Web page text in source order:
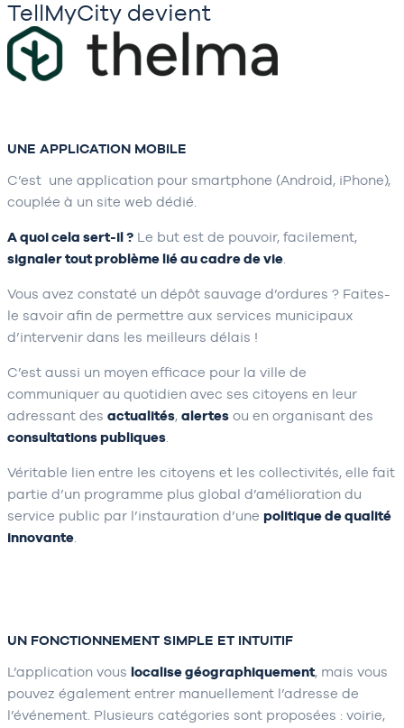
TellMyCity devient
UNE APPLICATION MOBILE
C’est une application pour smartphone (Android, iPhone),
couplée à un site web dédié.
A quoi cela sert-il ? Le but est de pouvoir, facilement,
signaler tout problème lié au cadre de vie
Vous avez constaté un dépôt sauvage d’ordures ? Faites-
le savoir afin de permettre aux services municipaux
d’intervenir dans les meilleurs délais !
C’est aussi un moyen efficace pour la ville de
communiquer au quotidien avec ses citoyens en leur
adressant des actualités, alertes ou en organisant des
consultations publiques
Véritable lien entre les citoyens et les collectivités, elle fait
partie d’un programme plus global d’amélioration du
service public par l’instauration d’une politique de qualité
innovante
UN FONCTIONNEMENT SIMPLE ET INTUITIF
L’application vous localise géographiquement, mais vous
pouvez également entrer manuellement l’adresse de
l’événement. Plusieurs catégories sont proposées : voirie,